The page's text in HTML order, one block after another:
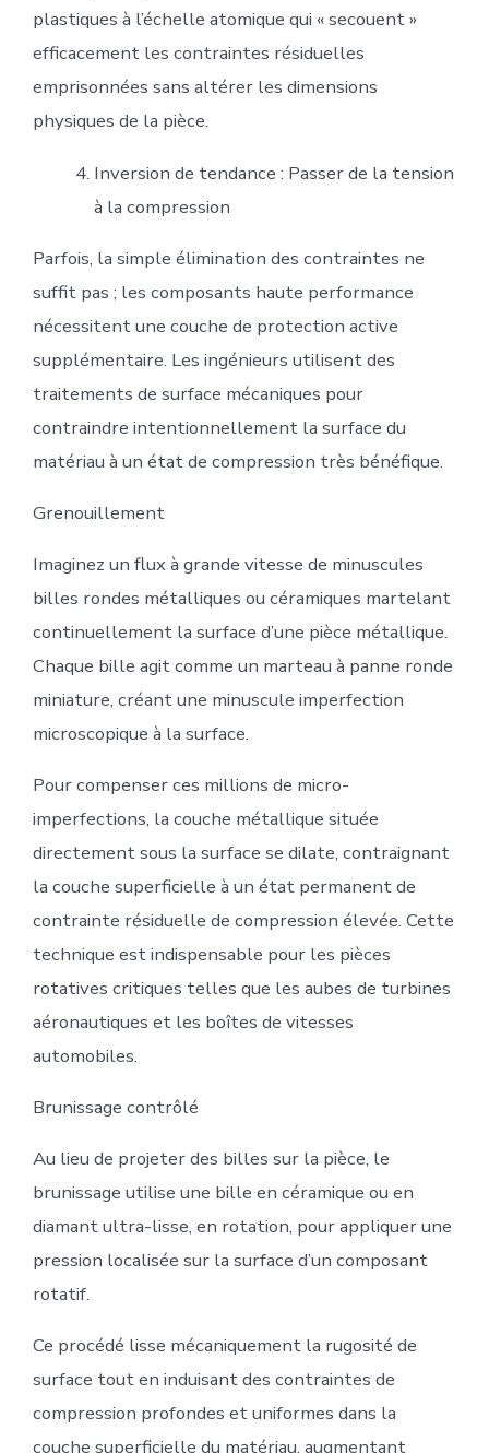
plastiques à l’échelle atomique qui « secouent »
efficacement les contraintes résiduelles
emprisonnées sans altérer les dimensions
physiques de la pièce.
Inversion de tendance : Passer de la tension
à la compression
Parfois, la simple élimination des contraintes ne
suffit pas ; les composants haute performance
nécessitent une couche de protection active
supplémentaire. Les ingénieurs utilisent des
traitements de surface mécaniques pour
contraindre intentionnellement la surface du
matériau à un état de compression très bénéfique.
Grenouillement
Imaginez un flux à grande vitesse de minuscules
billes rondes métalliques ou céramiques martelant
continuellement la surface d’une pièce métallique.
Chaque bille agit comme un marteau à panne ronde
miniature, créant une minuscule imperfection
microscopique à la surface.
Pour compenser ces millions de micro-
imperfections, la couche métallique située
directement sous la surface se dilate, contraignant
la couche superficielle à un état permanent de
contrainte résiduelle de compression élevée. Cette
technique est indispensable pour les pièces
rotatives critiques telles que les aubes de turbines
aéronautiques et les boîtes de vitesses
automobiles.
Brunissage contrôlé
Au lieu de projeter des billes sur la pièce, le
brunissage utilise une bille en céramique ou en
diamant ultra-lisse, en rotation, pour appliquer une
pression localisée sur la surface d’un composant
rotatif.
Ce procédé lisse mécaniquement la rugosité de
surface tout en induisant des contraintes de
compression profondes et uniformes dans la
couche superficielle du matériau, augmentant